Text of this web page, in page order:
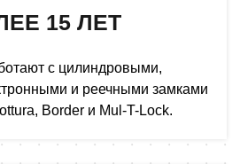
15 ЛЕТ
с цилиндровыми,
и реечными замками
Border и Mul-T-Lock.